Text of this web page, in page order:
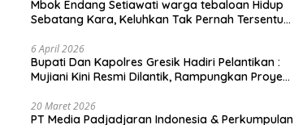
Mbok Endang Setiawati warga tebaloan Hidup
Sebatang Kara, Keluhkan Tak Pernah Tersentuh
6 April 2026
​Bupati Dan Kapolres Gresik Hadiri Pelantikan :
Mujiani Kini Resmi Dilantik, Rampungkan Proyek
20 Maret 2026
PT Media Padjadjaran Indonesia & Perkumpulan